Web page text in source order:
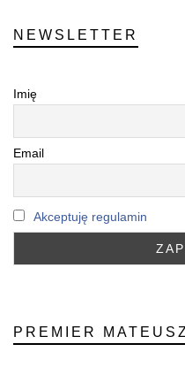
NEWSLETTER
Imię
Email
Akceptuję regulamin
PREMIER